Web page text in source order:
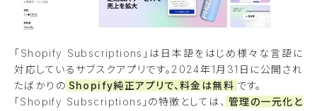
「Shopify Subscriptions」は日本語をはじめ様々な言語に
対応しているサブスクアプリです。2024年1月31日に公開され
たばかりの Shopify純正アプリで、料金は無料 です。
「Shopify Subscriptions」の特徴としては、 管理の一元化と